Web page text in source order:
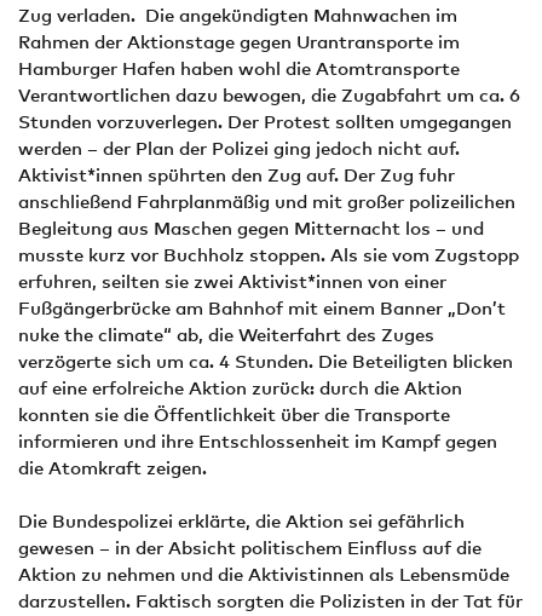
Zug verladen. Die angekündigten Mahnwachen im
Rahmen der Aktionstage gegen Urantransporte im
Hamburger Hafen haben wohl die Atomtransporte
Verantwortlichen dazu bewogen, die Zugabfahrt um ca. 6
Stunden vorzuverlegen. Der Protest sollten umgegangen
werden – der Plan der Polizei ging jedoch nicht auf.
Aktivist*innen spührten den Zug auf. Der Zug fuhr
anschließend Fahrplanmäßig und mit großer polizeilichen
Begleitung aus Maschen gegen Mitternacht los – und
musste kurz vor Buchholz stoppen. Als sie vom Zugstopp
erfuhren, seilten sie zwei Aktivist*innen von einer
Fußgängerbrücke am Bahnhof mit einem Banner „Don’t
nuke the climate“ ab, die Weiterfahrt des Zuges
verzögerte sich um ca. 4 Stunden. Die Beteiligten blicken
auf eine erfolreiche Aktion zurück: durch die Aktion
konnten sie die Öffentlichkeit über die Transporte
informieren und ihre Entschlossenheit im Kampf gegen
die Atomkraft zeigen.
Die Bundespolizei erklärte, die Aktion sei gefährlich
gewesen – in der Absicht politischem Einfluss auf die
Aktion zu nehmen und die Aktivistinnen als Lebensmüde
darzustellen. Faktisch sorgten die Polizisten in der Tat für